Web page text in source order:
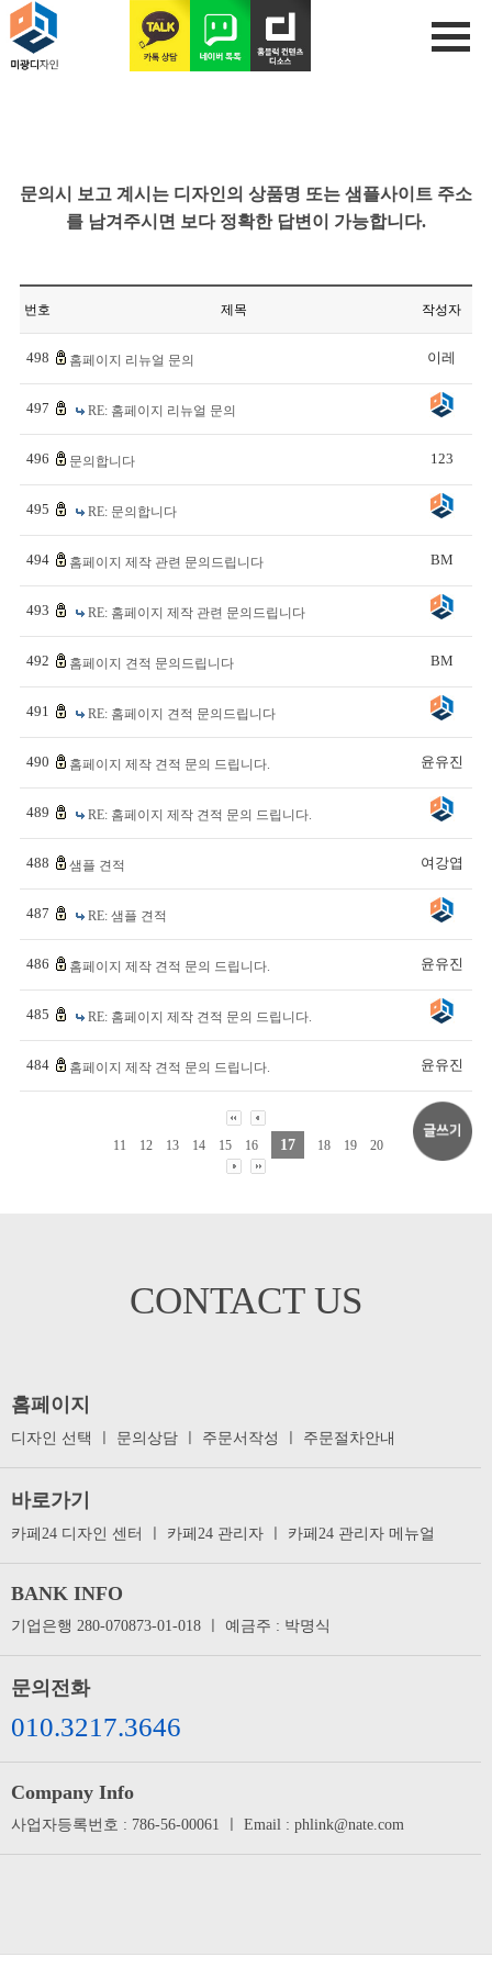
문의시 보고 계시는 디자인의 상품명 또는 샘플사이트 주소
를 남겨주시면 보다 정확한 답변이 가능합니다.
번호 제목 작성자
498 홈페이지 리뉴얼 문의 이레
497 RE: 홈페이지 리뉴얼 문의
496 문의합니다 123
495 RE: 문의합니다
494 홈페이지 제작 관련 문의드립니다 BM
493 RE: 홈페이지 제작 관련 문의드립니다
492 홈페이지 견적 문의드립니다 BM
491 RE: 홈페이지 견적 문의드립니다
490 홈페이지 제작 견적 문의 드립니다. 윤유진
489 RE: 홈페이지 제작 견적 문의 드립니다.
488 샘플 견적 여강엽
487 RE: 샘플 견적
486 홈페이지 제작 견적 문의 드립니다. 윤유진
485 RE: 홈페이지 제작 견적 문의 드립니다.
484 홈페이지 제작 견적 문의 드립니다. 윤유진
11 12 13 14 15 16 17 18 19 20
CONTACT US
홈페이지
디자인 선택 문의상담 주문서작성 주문절차안내
바로가기
카페24 디자인 센터 카페24 관리자 카페24 관리자 메뉴얼
BANK INFO
기업은행 280-070873-01-018 ㅣ 예금주 : 박명식
문의전화
010.3217.3646
Company Info
사업자등록번호 : 786-56-00061 ㅣ Email : phlink@nate.com